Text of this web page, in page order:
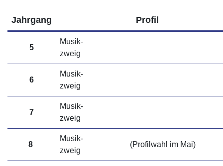
Jahrgang Profil
5
Musik­
zweig
6
Musik­
zweig
7
Musik­
zweig
8
Musik­
zweig
(Profilwahl im Mai)